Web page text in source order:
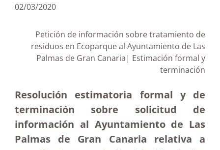
02/03/2020
Petición de información sobre tratamiento de
residuos en Ecoparque al Ayuntamiento de Las
Palmas de Gran Canaria| Estimación formal y
terminación
Resolución estimatoria formal y de
terminación sobre solicitud de
información al Ayuntamiento de Las
Palmas de Gran Canaria relativa a